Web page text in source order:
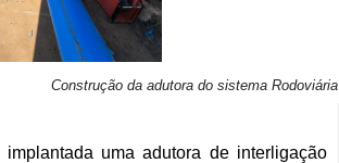
Construção da adutora do sistema Rodoviária
uma adutora de interligação